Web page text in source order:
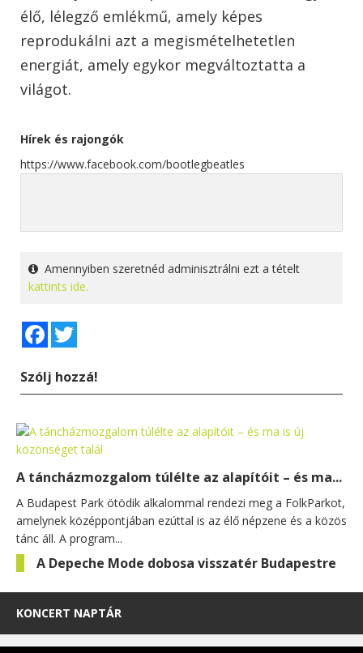
élő, lélegző emlékmű, amely képes
reprodukálni azt a megismételhetetlen
energiát, amely egykor megváltoztatta a
világot.
Hírek és rajongók
https://www.facebook.com/bootlegbeatles
Amennyiben szeretnéd adminisztrálni ezt a tételt
kattints ide.
Facebook
Szólj hozzá!
A táncházmozgalom túlélte az alapítóit – és ma...
A Budapest Park ötödik alkalommal rendezi meg a FolkParkot,
amelynek középpontjában ezúttal is az élő népzene és a közös
tánc áll. A program...
A Depeche Mode dobosa visszatér Budapestre
KONCERT NAPTÁR